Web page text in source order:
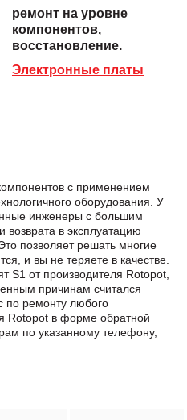
ремонт на уровне
компонентов,
восстановление.
Электронные платы
с применением
оборудования. У
инженеры с большим
возврата в эксплуатацию
позволяет решать многие
и вы не теряете в качестве.
S1 от производителя Rotopot,
причинам считался
по ремонту любого
Rotopot в формe обратной
по указанному телефону,